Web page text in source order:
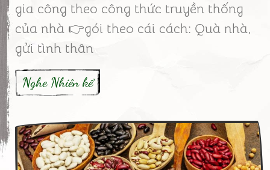
gia công theo công thức truyền thống
của nhà 👉gói theo cái cách: Quà nhà,
gửi tình thân
Nghe Nhiên kể